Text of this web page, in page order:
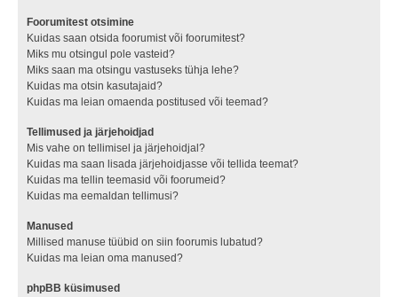
Foorumitest otsimine
Kuidas saan otsida foorumist või foorumitest?
Miks mu otsingul pole vasteid?
Miks saan ma otsingu vastuseks tühja lehe?
Kuidas ma otsin kasutajaid?
Kuidas ma leian omaenda postitused või teemad?
Tellimused ja järjehoidjad
Mis vahe on tellimisel ja järjehoidjal?
Kuidas ma saan lisada järjehoidjasse või tellida teemat?
Kuidas ma tellin teemasid või foorumeid?
Kuidas ma eemaldan tellimusi?
Manused
Millised manuse tüübid on siin foorumis lubatud?
Kuidas ma leian oma manused?
phpBB küsimused